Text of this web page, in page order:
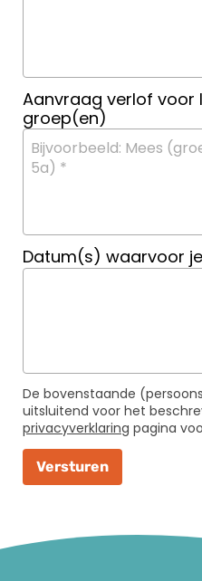
Aanvraag verlof voor
groep(en)
Datum(s) waarvoor
De bovenstaande
uitsluitend voor het
privacyverklaring pagina
Versturen